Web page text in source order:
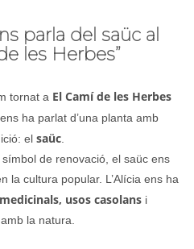
parla del saüc al
les Herbes”
tornat a El Camí de les Herbes
ens ha parlat d’una planta amb
el saüc
de renovació, el saüc ens
la cultura popular. L’Alícia ens ha
usos casolans i
la natura.